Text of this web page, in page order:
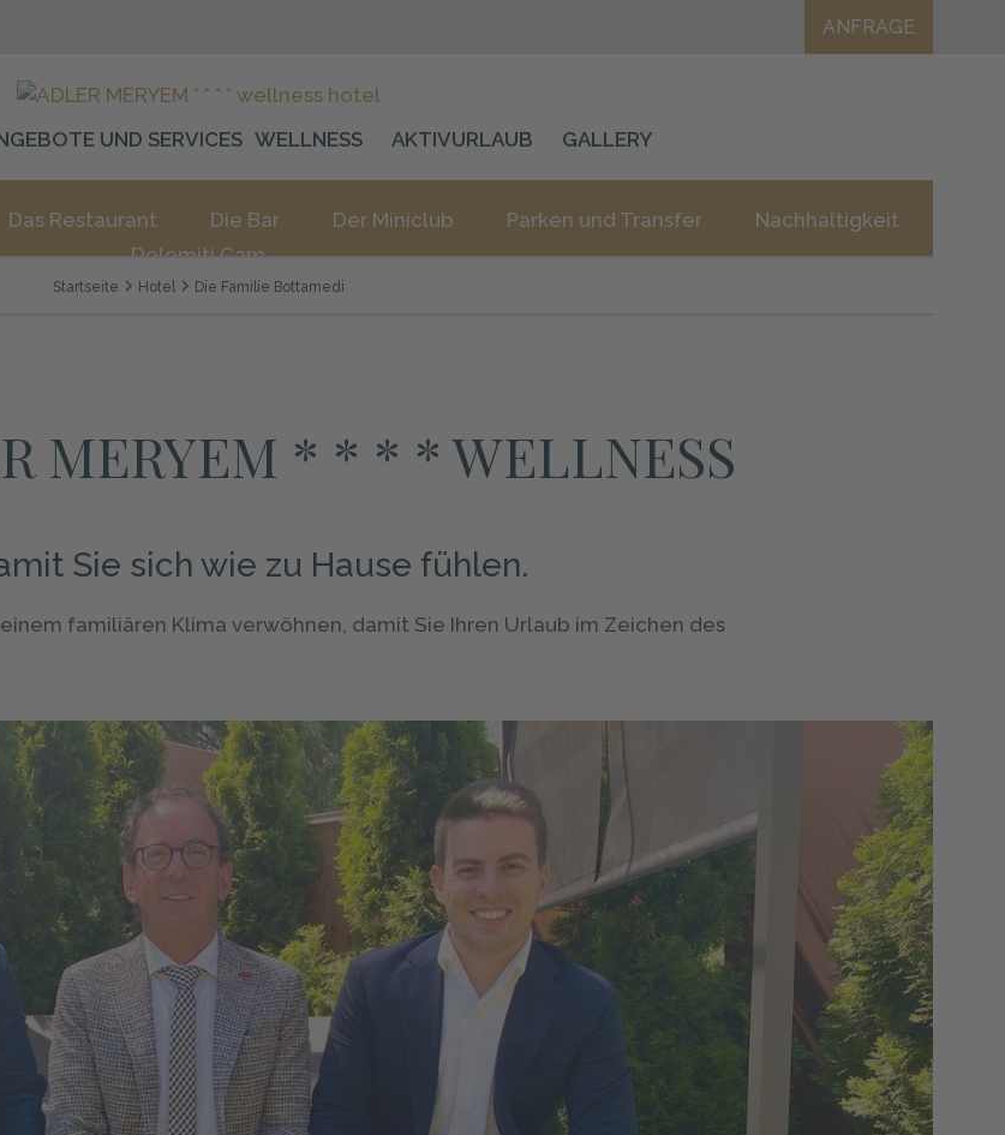
ANFRAGE
UND SERVICES WELLNESS AKTIVURLAUB GALLERY
Das Restaurant Die Bar Der Miniclub Parken und Transfer
Nachhaltigkeit
Dolomiti Cam
Startseite Hotel Die Familie Bottamedi
MERYEM * * * * WELLNESS
Sie sich wie zu Hause fühlen.
familiären Klima verwöhnen, damit Sie Ihren Urlaub im Zeichen des